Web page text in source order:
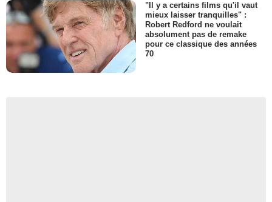
"Il y a certains films qu'il vaut
mieux laisser tranquilles" :
Robert Redford ne voulait
absolument pas de remake
pour ce classique des années
70